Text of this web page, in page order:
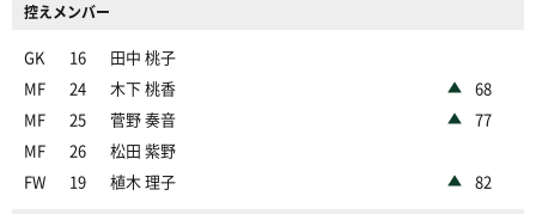
控えメンバー
GK 16
田中 桃子
MF
24 木下 桃香
68
MF
25 菅野 奏音
77
MF
26
松田 紫野
FW
19 植木 理子 82